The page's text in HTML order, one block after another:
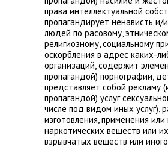
права интеллектуальной
пропагандирует ненависть
людей по расовому,
религиозному, социальному
оскорбления в адрес каких-
организаций, содержит
пропагандой) порнографии,
представляет собой рекламу
пропагандой) услуг
числе под видом иных услуг),
изготовления, применения
наркотических веществ или
взрывчатых веществ или